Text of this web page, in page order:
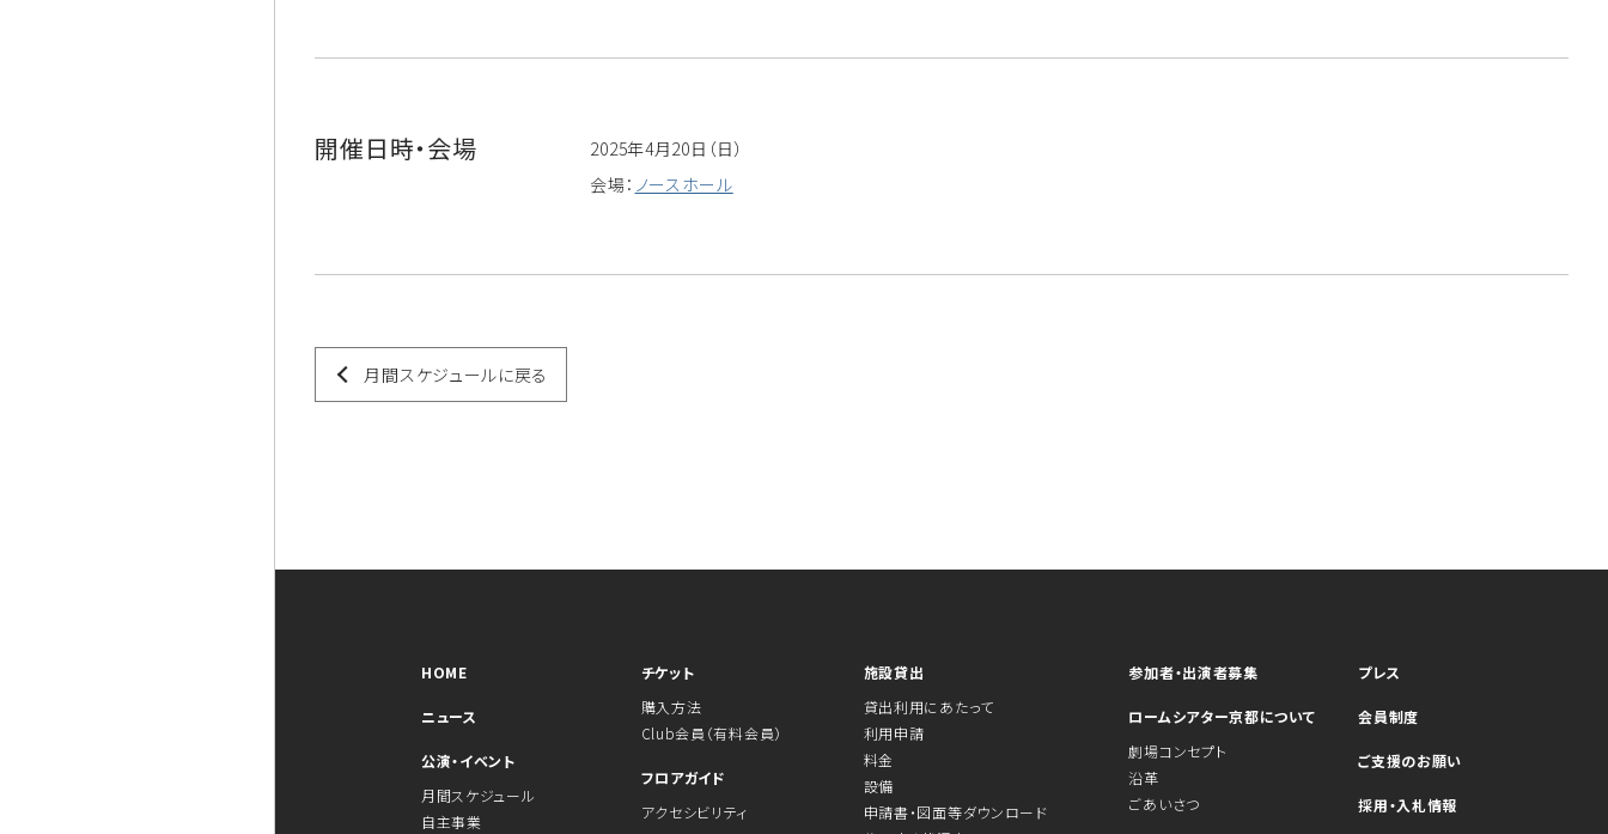
開催日時・会場
2025年4月20日（日）
会場： ノースホール
月間スケジュールに戻る
HOME
ニュース
公演・イベント
月間スケジュール
自主事業
チケット
購入方法
Club会員（有料会員）
フロアガイド
アクセシビリティ
施設貸出
貸出利用にあたって
利用申請
料金
設備
申請書・図面等ダウンロード
参加者・出演者募集
ロームシアター京都について
劇場コンセプト
沿革
ごあいさつ
プレス
会員制度
ご支援のお願い
採用・入札情報